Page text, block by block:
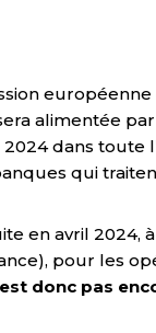
alimentée
2024 dans toute
qui
en avril 2024,
pour les
donc pas